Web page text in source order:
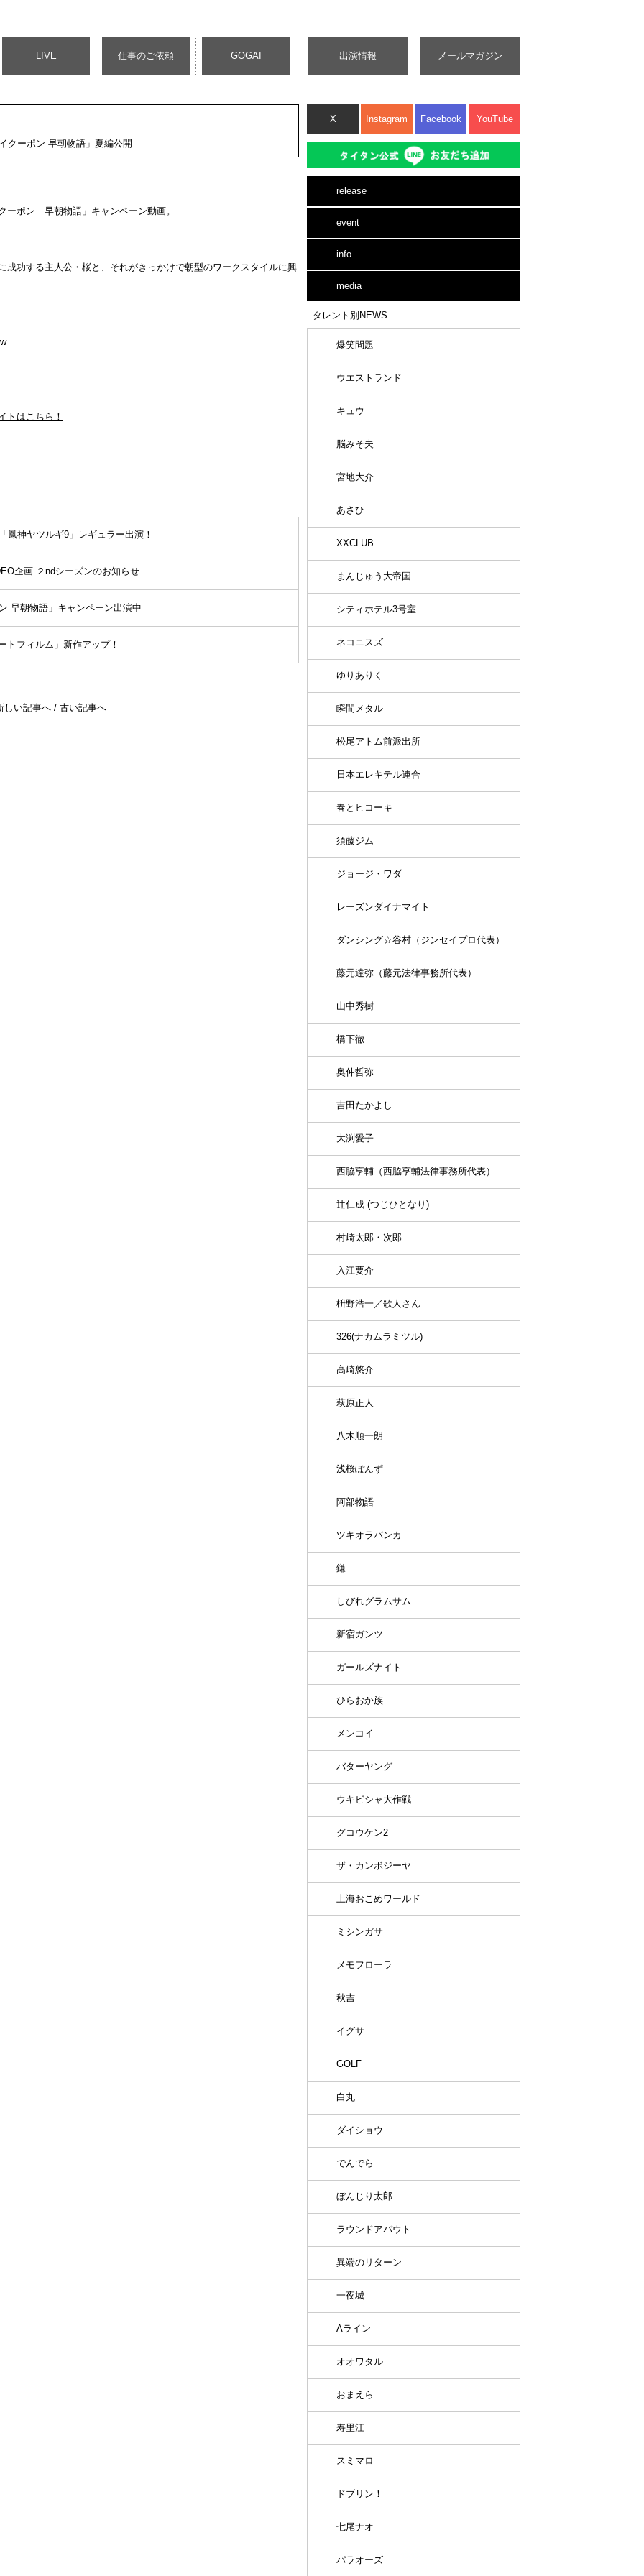
LIVE 仕事のご依頼 GOGAI 出演情報 メールマガジン
クーポン 早朝物語」夏編公開
ーポン 早朝物語」キャンペーン動画。
成功する主人公・桜と、それがきっかけで朝型のワークスタイルに興
トはこちら！
鳳神ヤツルギ9」レギュラー出演！
企画 ２ndシーズンのお知らせ
早朝物語」キャンペーン出演中
トフィルム」新作アップ！
しい記事へ/ 古い記事へ
X Instagram Facebook YouTube
release
event
info
media
タレント別NEWS
爆笑問題
ウエストランド
キュウ
脳みそ夫
宮地大介
あさひ
XXCLUB
まんじゅう大帝国
シティホテル3号室
ネコニスズ
ゆりありく
瞬間メタル
松尾アトム前派出所
日本エレキテル連合
春とヒコーキ
須藤ジム
ジョージ・ワダ
レーズンダイナマイト
ダンシング☆谷村（ジンセイプロ代表）
藤元達弥（藤元法律事務所代表）
山中秀樹
橋下徹
奥仲哲弥
吉田たかよし
大渕愛子
西脇亨輔（西脇亨輔法律事務所代表）
辻仁成 (つじひとなり)
村崎太郎・次郎
入江要介
枡野浩一／歌人さん
326(ナカムラミツル)
高崎悠介
萩原正人
八木順一朗
浅桜ぽんず
阿部物語
ツキオラバンカ
鎌
しびれグラムサム
新宿ガンツ
ガールズナイト
ひらおか族
メンコイ
バターヤング
ウキビシャ大作戦
グコウケン2
ザ・カンボジーヤ
上海おこめワールド
ミシンガサ
メモフローラ
秋吉
イグサ
GOLF
白丸
ダイショウ
でんでら
ぼんじり太郎
ラウンドアバウト
異端のリターン
一夜城
Aライン
オオワタル
おまえら
寿里江
スミマロ
ドブリン！
七尾ナオ
パラオーズ